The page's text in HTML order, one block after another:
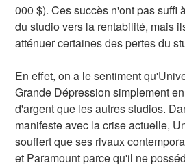
000 $). Ces succès n'ont pas suffi
du studio vers la rentabilité, mais
atténuer certaines des pertes du
En effet, on a le sentiment
Grande Dépression simplement
d'argent que les autres studios.
manifeste avec la crise actuelle,
souffert que ses rivaux
et Paramount parce qu'il ne